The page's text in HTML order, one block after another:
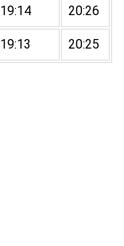
19:14 20:26
19:13 20:25